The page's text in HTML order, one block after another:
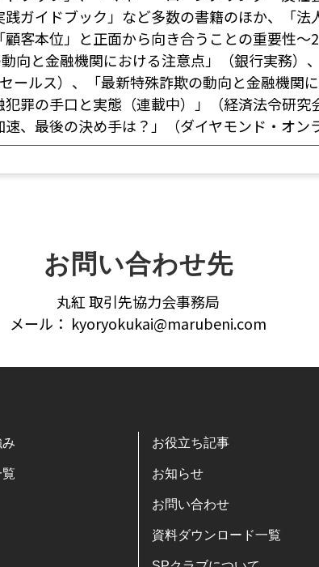
ガイドブック」など多数の書籍のほか、「
顧客本位」と正面から向き合うことの重要性
向と金融機関における注意点」（銀行実務）
ールス）、「最新特殊詐欺の動向と金融機関
罪の手口と実態（連載中）」（経済法令研
、最後の決め手は？」（ダイヤモンド・オン
お問い合わせ先
丸紅 取引先協力会事務局
メール： kyoryokukai@marubeni.com
お役立ち記事
お知らせ
お問い合わせ
資料ダウンロード一覧